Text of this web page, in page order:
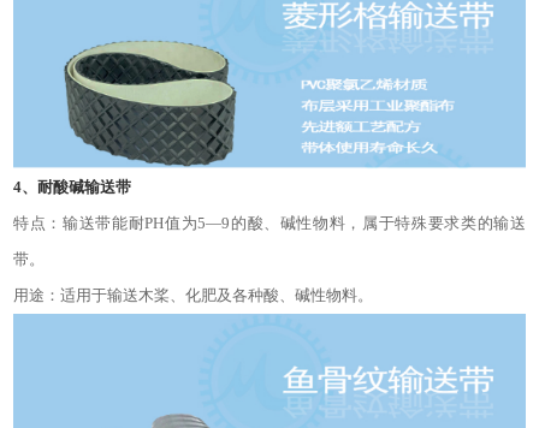
4、耐酸碱输送带
特点：输送带能耐PH值为5—9的酸、碱性物料，属于特殊要求类的输送
带。
用途：适用于输送木桨、化肥及各种酸、碱性物料。